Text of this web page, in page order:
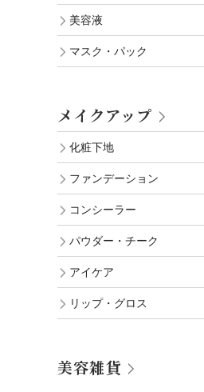
美容液
マスク・パック
メイクアップ
化粧下地
ファンデーション
コンシーラー
パウダー・チーク
アイケア
リップ・グロス
美容雑貨